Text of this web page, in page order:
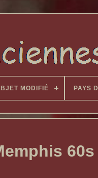
MODIFIÉ PAYS
60s